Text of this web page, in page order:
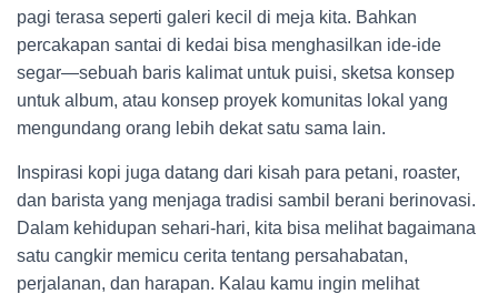
pagi terasa seperti galeri kecil di meja kita. Bahkan
percakapan santai di kedai bisa menghasilkan ide-ide
segar—sebuah baris kalimat untuk puisi, sketsa konsep
untuk album, atau konsep proyek komunitas lokal yang
mengundang orang lebih dekat satu sama lain.
Inspirasi kopi juga datang dari kisah para petani, roaster,
dan barista yang menjaga tradisi sambil berani berinovasi.
Dalam kehidupan sehari-hari, kita bisa melihat bagaimana
satu cangkir memicu cerita tentang persahabatan,
perjalanan, dan harapan. Kalau kamu ingin melihat